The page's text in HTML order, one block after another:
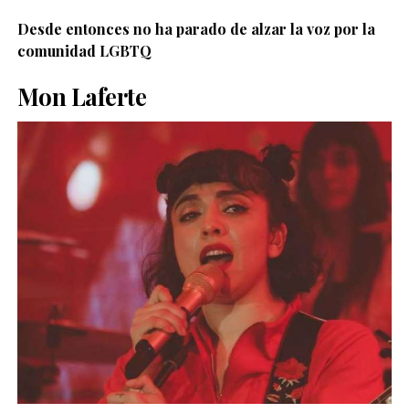
Desde entonces no ha parado de alzar la voz por la
comunidad LGBTQ
Mon Laferte